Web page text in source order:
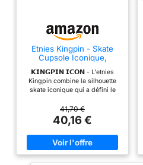
Etnies Kingpin - Skate
Cupsole Iconique,
Confort Coussiné,
Baskets du Quotidien -
Coffee - 42
𝗞𝗜𝗡𝗚𝗣𝗜𝗡 𝗜𝗖𝗢𝗡 - L'etnies
Kingpin combine la silhouette
skate iconique qui a défini le
moderne et au même look
légendaire. 𝗖𝗢𝗡𝗦𝗧𝗥𝗨𝗖𝗧𝗜𝗢𝗡
𝗗𝗨𝗥𝗔𝗕𝗟𝗘 - Tige renforcée et
coutures haute-résistance
résistent aux flips répétés, aux
grinds et aux exigences du
41,70 €
40,16 €